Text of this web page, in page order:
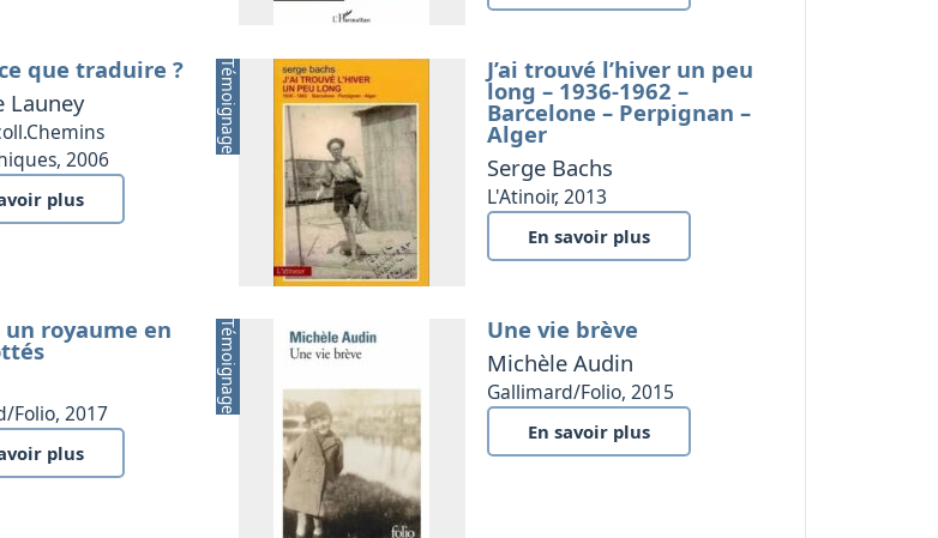
que traduire ?
Launey
2006
plus
Témoignage J’ai trouvé l’hiver un peu
long – 1936-1962 –
Barcelone – Perpignan –
Alger
Serge Bachs
L'Atinoir, 2013
En savoir plus
un royaume en
Folio, 2017
plus
Témoignage
Une vie brève
Michèle Audin
Gallimard/Folio, 2015
En savoir plus